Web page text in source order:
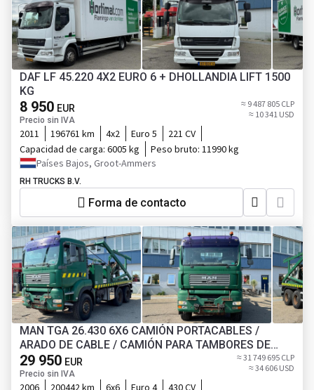
DAF LF 45.220 4X2 EURO 6 + DHOLLANDIA LIFT 1500
KG
8 950 EUR
Precio sin IVA
≈ 9 487 805 CLP
≈ 10 341 USD
2011 196761 km 4x2 Euro 5
221 CV
Capacidad de carga: 6005 kg Peso bruto: 11990 kg
Países Bajos, Groot-Ammers
RH TRUCKS B.V.
Forma de contacto
MAN TGA 26.430 6X6 CAMIÓN PORTACABLES /
ARADO DE CABLE / CAMIÓN PARA TAMBORES DE
CABLE
29 950 EUR
Precio sin IVA
≈ 31 749 695 CLP
≈ 34 606 USD
2006 200442 km 6x6 Euro 4
430 CV